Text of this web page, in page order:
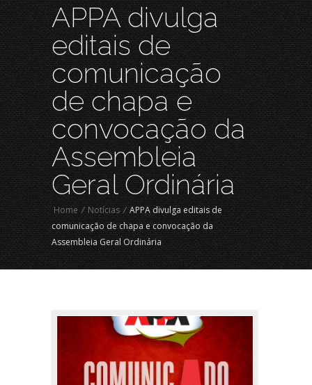
APPA divulga
editais de
comunicação
de chapa e
convocação da
Assembleia
Geral Ordinária
Home / Notícias /APPA divulga editais de
comunicação de chapa e convocação da
Assembleia Geral Ordinária